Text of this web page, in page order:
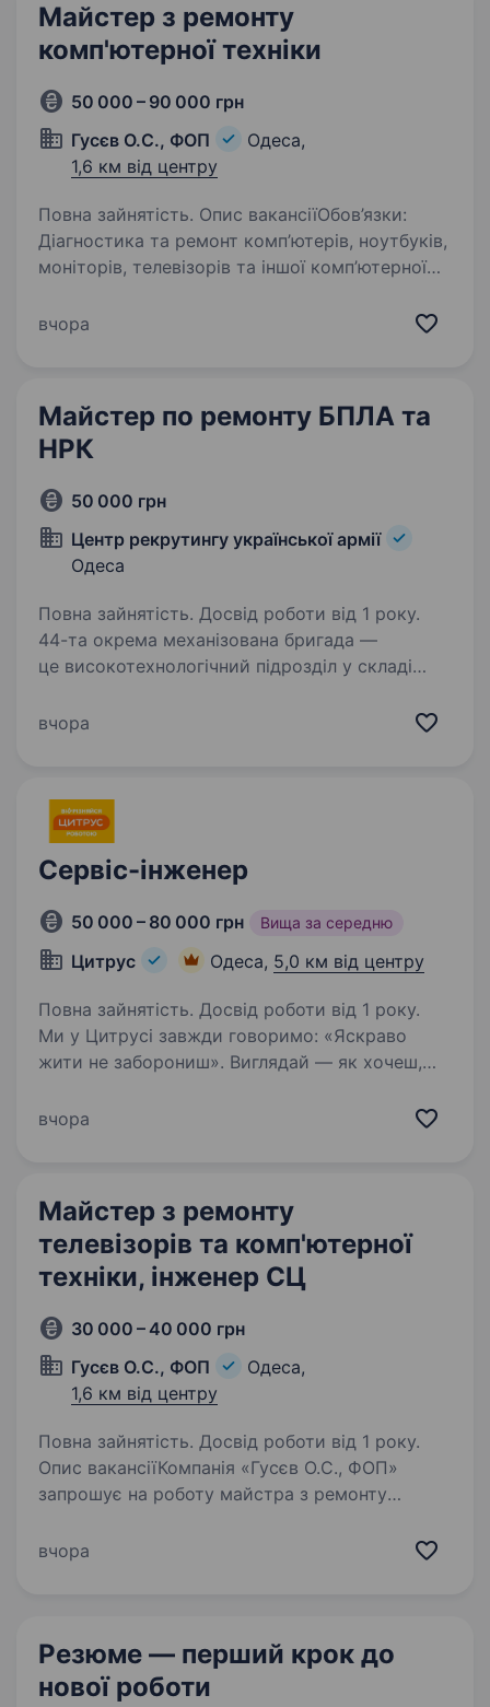
Майстер з ремонту
комп'ютерної техніки
50 000 – 90 000 грн
Гусєв О.С., ФОП
Одеса,
1,6 км від центру
Повна зайнятість. Опис вакансіїОбов’язки:
Діагностика та ремонт комп’ютерів, ноутбуків,
моніторів, телевізорів та іншої комп’ютерної
та проведення технічного обслуговування.
вчора
Майстер по ремонту БПЛА та
НРК
50 000 грн
Центр рекрутингу української армії
Одеса
Повна зайнятість. Досвід роботи від 1 року.
44-та окрема механізована бригада —
це високотехнологічний підрозділ у складі
ремонту електроніки або технічного
вчора
Сервіс-інженер
50 000 – 80 000 грн Вища за середню
Цитрус Одеса, 5,0 км від центру
Повна зайнятість. Досвід роботи від 1 року.
Ми у Цитрусі завжди говоримо: «Яскраво
жити не заборониш». Виглядай — як хочеш,
що до душі, і працюй — у Цитрусі. У нас діє
вчора
Майстер з ремонту
телевізорів та комп'ютерної
техніки, інженер СЦ
30 000 – 40 000 грн
Гусєв О.С., ФОП
Одеса,
1,6 км від центру
Повна зайнятість. Досвід роботи від 1 року.
Опис вакансіїКомпанія «Гусєв О.С., ФОП»
запрошує на роботу майстра з ремонту
для роботи в Сервісному Центрі. ДЗВОНИТИ
вчора
Резюме — перший крок до
нової роботи